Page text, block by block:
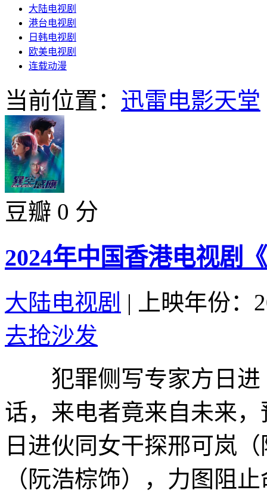
大陆电视剧
港台电视剧
日韩电视剧
欧美电视剧
连载动漫
当前位置： 迅雷电影天堂
豆瓣 0 分
2024年中国香港电视剧
大陆电视剧 |
上映年份：
去抢沙发
犯罪侧写专家方日进
话，来电者竟来自未来
日进伙同女干探邢可岚
（阮浩棕饰），力图阻